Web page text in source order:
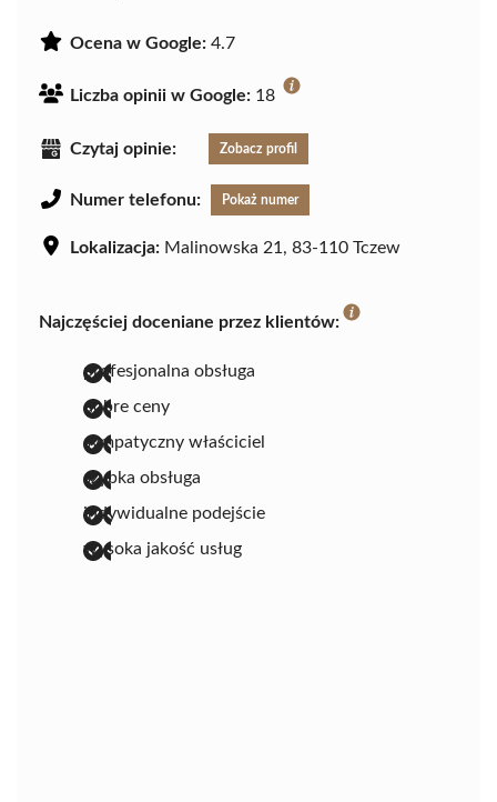
Ocena w Google: 4.7
Liczba opinii w Google: 18
Czytaj opinie: Zobacz profil
Numer telefonu: Pokaż numer
Lokalizacja: Malinowska 21, 83-110 Tczew
Najczęściej doceniane przez klientów:
profesjonalna obsługa
dobre ceny
sympatyczny właściciel
szybka obsługa
indywidualne podejście
wysoka jakość usług